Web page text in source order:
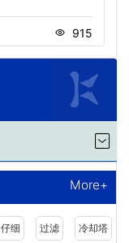
915
More+
仔细 过滤 冷却塔